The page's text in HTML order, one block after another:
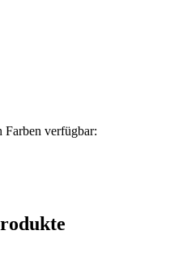
Farben verfügbar: